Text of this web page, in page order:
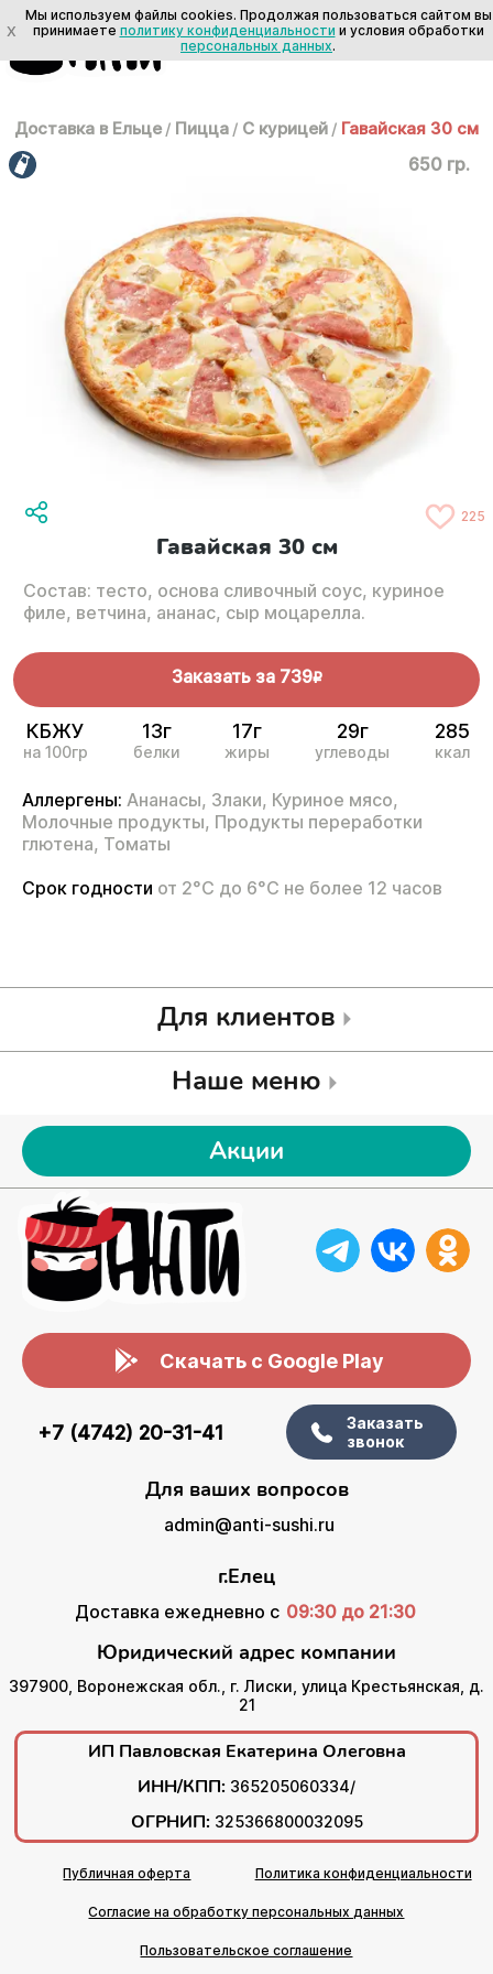
Доставка в Ельце / Пицца / С курицей / Гавайская 30 см
650 гр.
225
Гавайская 30 см
Состав: тесто, основа сливочный соус, куриное
филе, ветчина, ананас, сыр моцарелла.
Заказать за 739R
КБЖУ
на 100гр
13г
белки
17г
жиры
29г
углеводы
285
ккал
Аллергены: Ананасы, Злаки, Куриное мясо,
Молочные продукты, Продукты переработки
глютена, Томаты
Срок годности от 2°С до 6°С не более 12 часов
Для клиентов
Наше меню
Акции
Скачать с Google Play
+7 (4742) 20-31-41
Заказать
звонок
Для ваших вопросов
admin@anti-sushi.ru
г.Елец
Доставка ежедневно с 09:30 до 21:30
Юридический адрес компании
397900, Воронежская обл., г. Лиски, улица Крестьянская, д.
21
ИП Павловская Екатерина Олеговна
ИНН/КПП: 365205060334/
ОГРНИП: 325366800032095
Публичная оферта Политика конфиденциальности
Согласие на обработку персональных данных
Пользовательское соглашение
X
Мы используем файлы cookies. Продолжая пользоваться сайтом вы
принимаете политику конфиденциальности и условия обработки
персональных данных.